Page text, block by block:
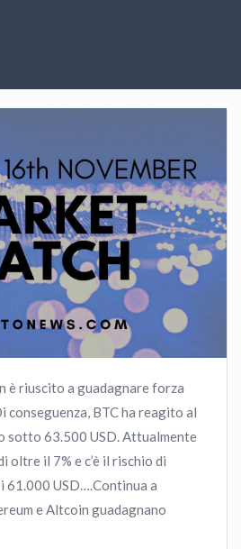
è riuscito a guadagnare forza
conseguenza, BTC ha reagito al
sotto 63.500 USD. Attualmente
oltre il 7% e c’è il rischio di
USD….Continua a
e Altcoin guadagnano